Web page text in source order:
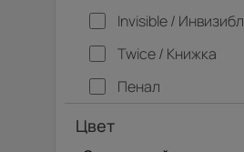
Invisible / Инвизибл
Twice / Книжка
Пенал
Цвет